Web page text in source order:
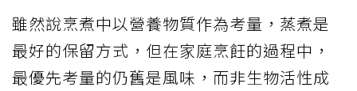
雖然說烹煮中以營養物質作為考量，蒸煮是
最好的保留方式，但在家庭烹飪的過程中，
最優先考量的仍舊是風味，而非生物活性成